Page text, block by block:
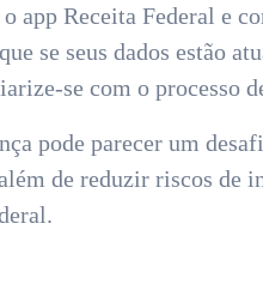
app Receita Federal e
se seus dados estão
se com o processo
pode parecer um
de reduzir riscos de